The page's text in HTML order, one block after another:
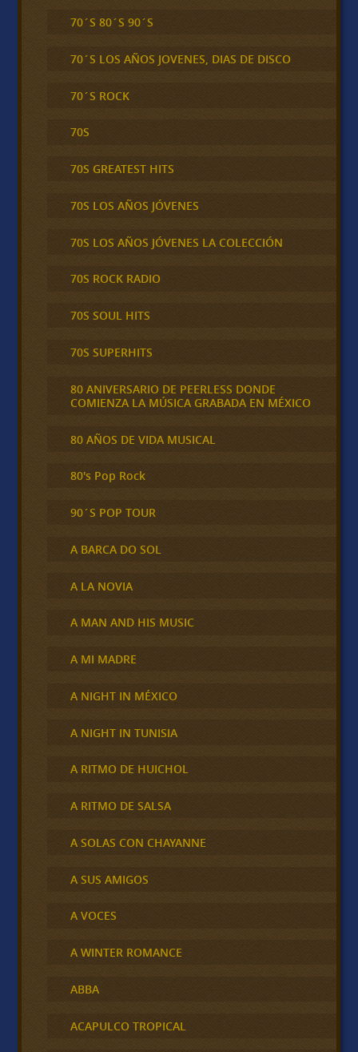
70´S 80´S 90´S
70´S LOS AÑOS JOVENES, DIAS DE DISCO
70´S ROCK
70S
70S GREATEST HITS
70S LOS AÑOS JÓVENES
70S LOS AÑOS JÓVENES LA COLECCIÓN
70S ROCK RADIO
70S SOUL HITS
70S SUPERHITS
80 ANIVERSARIO DE PEERLESS DONDE
COMIENZA LA MÚSICA GRABADA EN MÉXICO
80 AÑOS DE VIDA MUSICAL
80's Pop Rock
90´S POP TOUR
A BARCA DO SOL
A LA NOVIA
A MAN AND HIS MUSIC
A MI MADRE
A NIGHT IN MÉXICO
A NIGHT IN TUNISIA
A RITMO DE HUICHOL
A RITMO DE SALSA
A SOLAS CON CHAYANNE
A SUS AMIGOS
A VOCES
A WINTER ROMANCE
ABBA
ACAPULCO TROPICAL